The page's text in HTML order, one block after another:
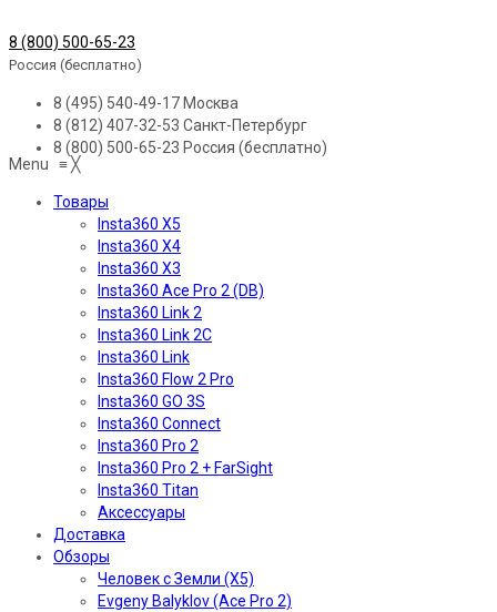
8 (800) 500-65-23
Россия (бесплатно)
8 (495) 540-49-17 Москва
8 (812) 407-32-53 Санкт-Петербург
8 (800) 500-65-23 Россия (бесплатно)
Menu ≡╳
Товары
Insta360 X5
Insta360 X4
Insta360 X3
Insta360 Ace Pro 2 (DB)
Insta360 Link 2
Insta360 Link 2C
Insta360 Link
Insta360 Flow 2 Pro
Insta360 GO 3S
Insta360 Connect
Insta360 Pro 2
Insta360 Pro 2 + FarSight
Insta360 Titan
Аксессуары
Доставка
Обзоры
Человек с Земли (X5)
Evgeny Balyklov (Ace Pro 2)